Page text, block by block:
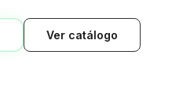
Ver catálogo